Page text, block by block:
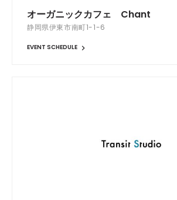
オーガニックカフェ Chant
静岡県伊東市南町1-1-6
EVENT SCHEDULE